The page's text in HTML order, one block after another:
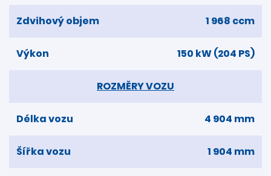
Zdvihový objem 1 968 ccm
Výkon 150 kW (204 PS)
ROZMĚRY VOZU
Délka vozu 4 904 mm
Šířka vozu 1 904 mm